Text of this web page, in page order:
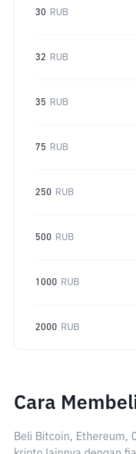
30 RUB
32 RUB
35 RUB
75 RUB
250 RUB
500 RUB
1000 RUB
2000 RUB
Cara
Beli Bitcoin, Ethereum,